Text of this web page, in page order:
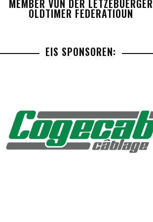
MEMBER VUN DER LETZEBUERGER
OLDTIMER FEDERATIOUN
EIS SPONSOREN: